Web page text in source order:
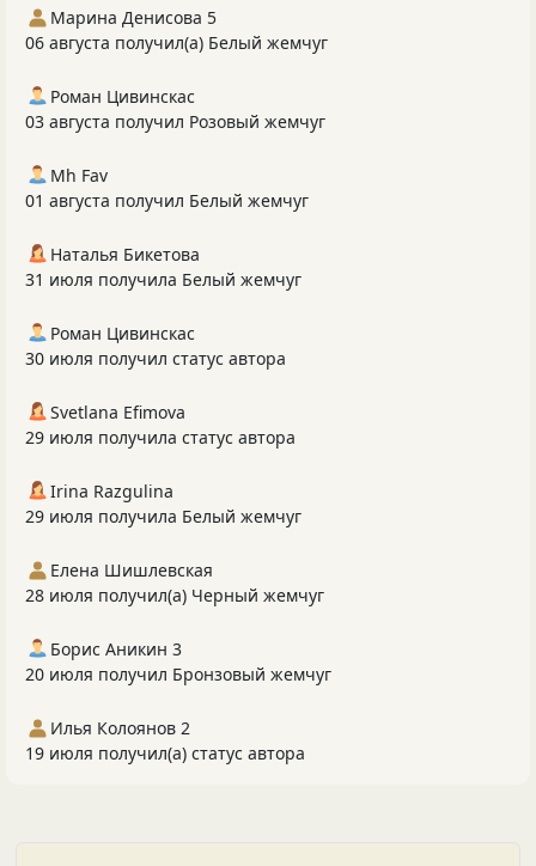
Марина Денисова 5
06 августа получил(а) Белый жемчуг
Роман Цивинскас
03 августа получил Розовый жемчуг
Mh Fav
01 августа получил Белый жемчуг
Наталья Бикетова
31 июля получила Белый жемчуг
Роман Цивинскас
30 июля получил статус автора
Svetlana Efimova
29 июля получила статус автора
Irina Razgulina
29 июля получила Белый жемчуг
Елена Шишлевская
28 июля получил(а) Черный жемчуг
Борис Аникин 3
20 июля получил Бронзовый жемчуг
Илья Колоянов 2
19 июля получил(а) статус автора